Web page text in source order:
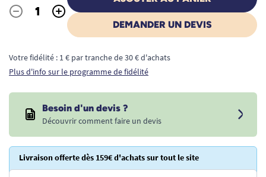
Quantité
- +
DEMANDER UN DEVIS
Votre fidélité : 1 € par tranche de 30 € d'achats
Plus d'info sur le programme de fidélité
Besoin d'un devis ?
Découvrir comment faire un devis
Livraison offerte dès 159€ d'achats sur tout le site